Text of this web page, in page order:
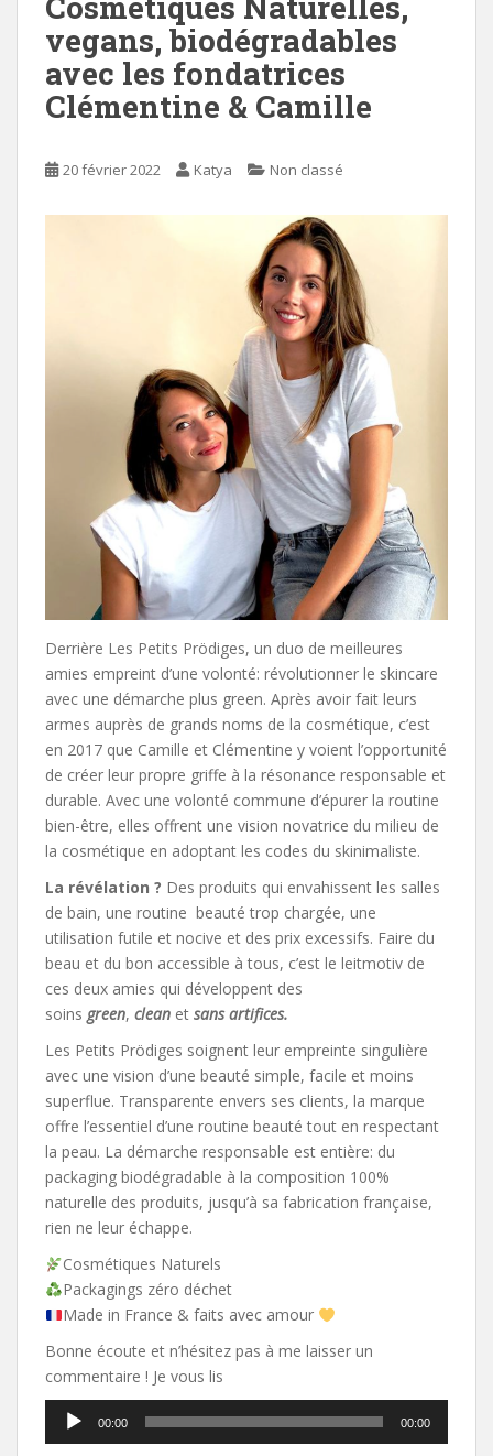
vegans, biodégradables
avec les fondatrices
Clémentine & Camille
20 février 2022 Katya Non classé
Derrière Les Petits Prödiges, un duo de meilleures
amies empreint d’une volonté: révolutionner le skincare
avec une démarche plus green. Après avoir fait leurs
armes auprès de grands noms de la cosmétique, c’est
en 2017 que Camille et Clémentine y voient l’opportunité
de créer leur propre griffe à la résonance responsable et
durable. Avec une volonté commune d’épurer la routine
bien-être, elles offrent une vision novatrice du milieu de
la cosmétique en adoptant les codes du skinimaliste.
La révélation ? Des produits qui envahissent les salles
de bain, une routine beauté trop chargée, une
utilisation futile et nocive et des prix excessifs. Faire du
beau et du bon accessible à tous, c’est le leitmotiv de
ces deux amies qui développent des
soins green, clean et sans artifices.
Les Petits Prödiges soignent leur empreinte singulière
avec une vision d’une beauté simple, facile et moins
superflue. Transparente envers ses clients, la marque
offre l’essentiel d’une routine beauté tout en respectant
la peau. La démarche responsable est entière: du
packaging biodégradable à la composition 100%
naturelle des produits, jusqu’à sa fabrication française,
rien ne leur échappe.
Cosmétiques Naturels
Packagings zéro déchet
Made in France & faits avec amour
Bonne écoute et n’hésitez pas à me laisser un
commentaire ! Je vous lis
Lecteur
00:00 00:00